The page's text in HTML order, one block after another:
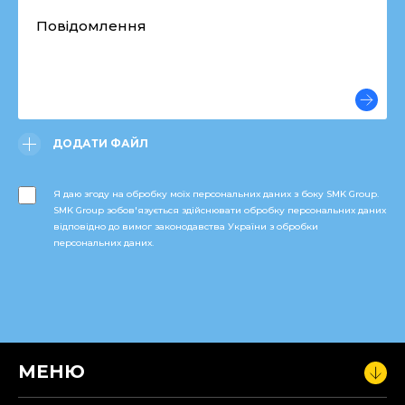
ДОДАТИ ФАЙЛ
Я даю згоду на обробку моїх персональних даних з боку SMK Group.
SMK Group зобов'язується здійснювати обробку персональних даних
відповідно до вимог законодавства України з обробки
персональних даних.
МЕНЮ